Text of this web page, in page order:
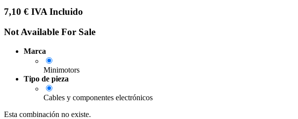
7,10 € IVA Incluido
Not Available For Sale
Marca
Minimotors
Tipo de pieza
Cables y componentes electrónicos
Esta combinación no existe.